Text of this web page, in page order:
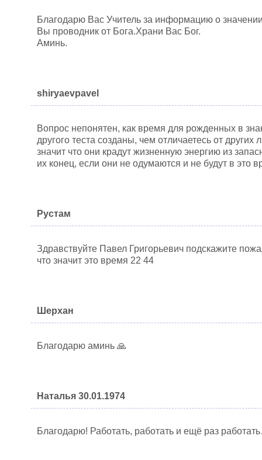
Благодарю Вас Учитель за информацию о
Вы проводник от Бога.Храни Вас Бог.
Аминь.
shiryaevpavel
Вопрос непонятен, как время для рожденных в
другого теста созданы, чем отличаетесь от
значит что они крадут жизненную энергию из
их конец, если они не одумаются и не будут в это
Рустам
Здравствуйте Павел Григорьевич подскажите
что значит это время 22 44
Шерхан
Благодарю аминь 🙏
Наталья 30.01.1974
Благодарю! Работать, работать и ещё раз